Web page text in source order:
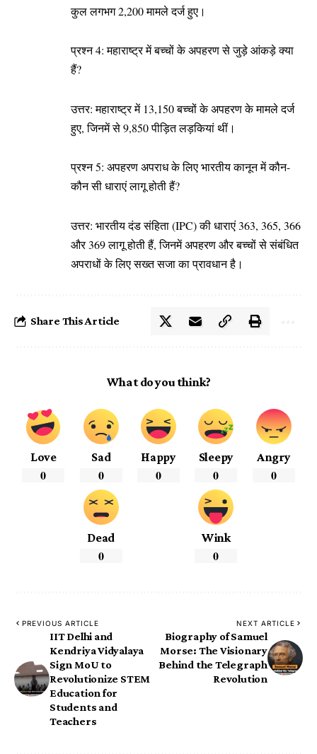
कुल लगभग 2,200 मामले दर्ज हुए।
प्रश्न 4: महाराष्ट्र में बच्चों के अपहरण से जुड़े आंकड़े क्या
हैं?
उत्तर: महाराष्ट्र में 13,150 बच्चों के अपहरण के मामले दर्ज
हुए, जिनमें से 9,850 पीड़ित लड़कियां थीं।
प्रश्न 5: अपहरण अपराध के लिए भारतीय कानून में कौन-
कौन सी धाराएं लागू होती हैं?
उत्तर: भारतीय दंड संहिता (IPC) की धाराएं 363, 365, 366
और 369 लागू होती हैं, जिनमें अपहरण और बच्चों से संबंधित
अपराधों के लिए सख्त सजा का प्रावधान है।
Share This Article
What do you think?
Love
0
Sad
0
Happy
0
Sleepy
0
Angry
0
Dead
0
Wink
0
PREVIOUS ARTICLE
IIT Delhi and
Kendriya Vidyalaya
Sign MoU to
Revolutionize STEM
Education for
Students and
Teachers
NEXT ARTICLE
Biography of Samuel
Morse: The Visionary
Behind the Telegraph
Revolution